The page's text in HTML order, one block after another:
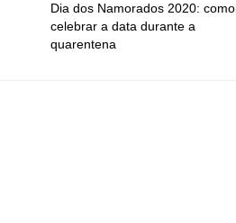
Dia dos Namorados 2020: como
celebrar a data durante a
quarentena